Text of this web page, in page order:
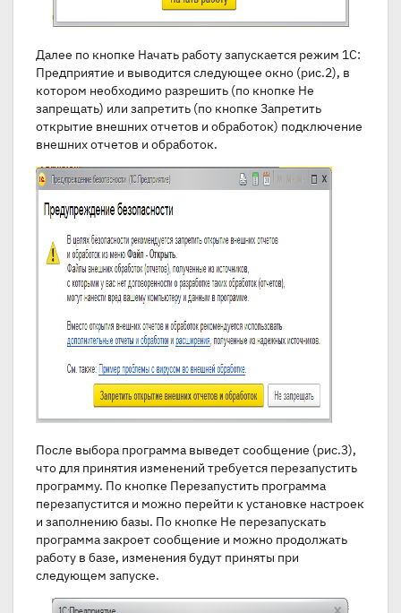
Далее по кнопке Начать работу запускается режим 1С:
Предприятие и выводится следующее окно (рис.2), в
котором необходимо разрешить (по кнопке Не
запрещать) или запретить (по кнопке Запретить
открытие внешних отчетов и обработок) подключение
внешних отчетов и обработок.
После выбора программа выведет сообщение (рис.3),
что для принятия изменений требуется перезапустить
программу. По кнопке Перезапустить программа
перезапустится и можно перейти к установке настроек
и заполнению базы. По кнопке Не перезапускать
программа закроет сообщение и можно продолжать
работу в базе, изменения будут приняты при
следующем запуске.